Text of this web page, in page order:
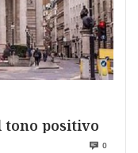
tono positivo
0